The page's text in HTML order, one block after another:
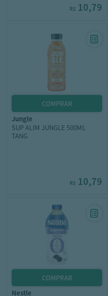
R$ 10,79
jungle
SUP ALIM JUNGLE 500ML
TANG
R$ 10,79
nestle